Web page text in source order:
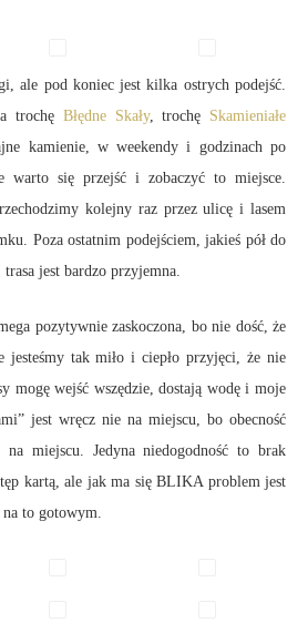
ale pod koniec jest kilka ostrych podejść.
trochę Błędne Skały, trochę Skamieniałe
kamienie, w weekendy i godzinach po
warto się przejść i zobaczyć to miejsce.
kolejny raz przez ulicę i lasem
Poza ostatnim podejściem, jakieś pół do
jest bardzo przyjemna.
pozytywnie zaskoczona, bo nie dość, że
jesteśmy tak miło i ciepło przyjęci, że nie
mogę wejść wszędzie, dostają wodę i moje
jest wręcz nie na miejscu, bo obecność
miejscu. Jedyna niedogodność to brak
kartą, ale jak ma się BLIKA problem jest
na to gotowym.